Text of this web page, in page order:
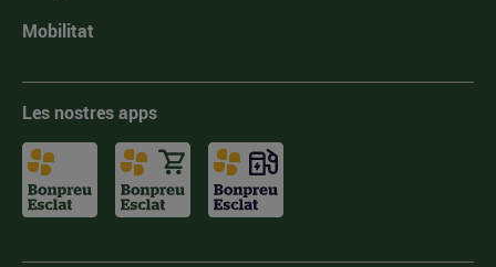
Mobilitat
Les nostres apps